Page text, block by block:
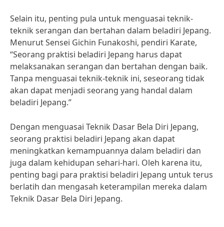
Selain itu, penting pula untuk menguasai teknik-
teknik serangan dan bertahan dalam beladiri Jepang.
Menurut Sensei Gichin Funakoshi, pendiri Karate,
“Seorang praktisi beladiri Jepang harus dapat
melaksanakan serangan dan bertahan dengan baik.
Tanpa menguasai teknik-teknik ini, seseorang tidak
akan dapat menjadi seorang yang handal dalam
beladiri Jepang.”
Dengan menguasai Teknik Dasar Bela Diri Jepang,
seorang praktisi beladiri Jepang akan dapat
meningkatkan kemampuannya dalam beladiri dan
juga dalam kehidupan sehari-hari. Oleh karena itu,
penting bagi para praktisi beladiri Jepang untuk terus
berlatih dan mengasah keterampilan mereka dalam
Teknik Dasar Bela Diri Jepang.